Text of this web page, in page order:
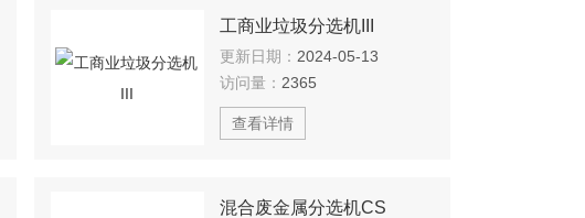
工商业垃圾分选机III
更新日期： 2024-05-13
访问量： 2365
查看详情
混合废金属分选机CS